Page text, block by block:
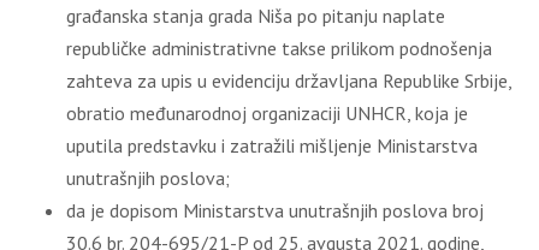
građanska stanja grada Niša po pitanju naplate
republičke administrativne takse prilikom podnošenja
zahteva za upis u evidenciju državljana Republike Srbije,
obratio međunarodnoj organizaciji UNHCR, koja je
uputila predstavku i zatražili mišljenje Ministarstva
unutrašnjih poslova;
da je dopisom Ministarstva unutrašnjih poslova broj
30.6 br. 204-695/21-P od 25. avgusta 2021. godine,